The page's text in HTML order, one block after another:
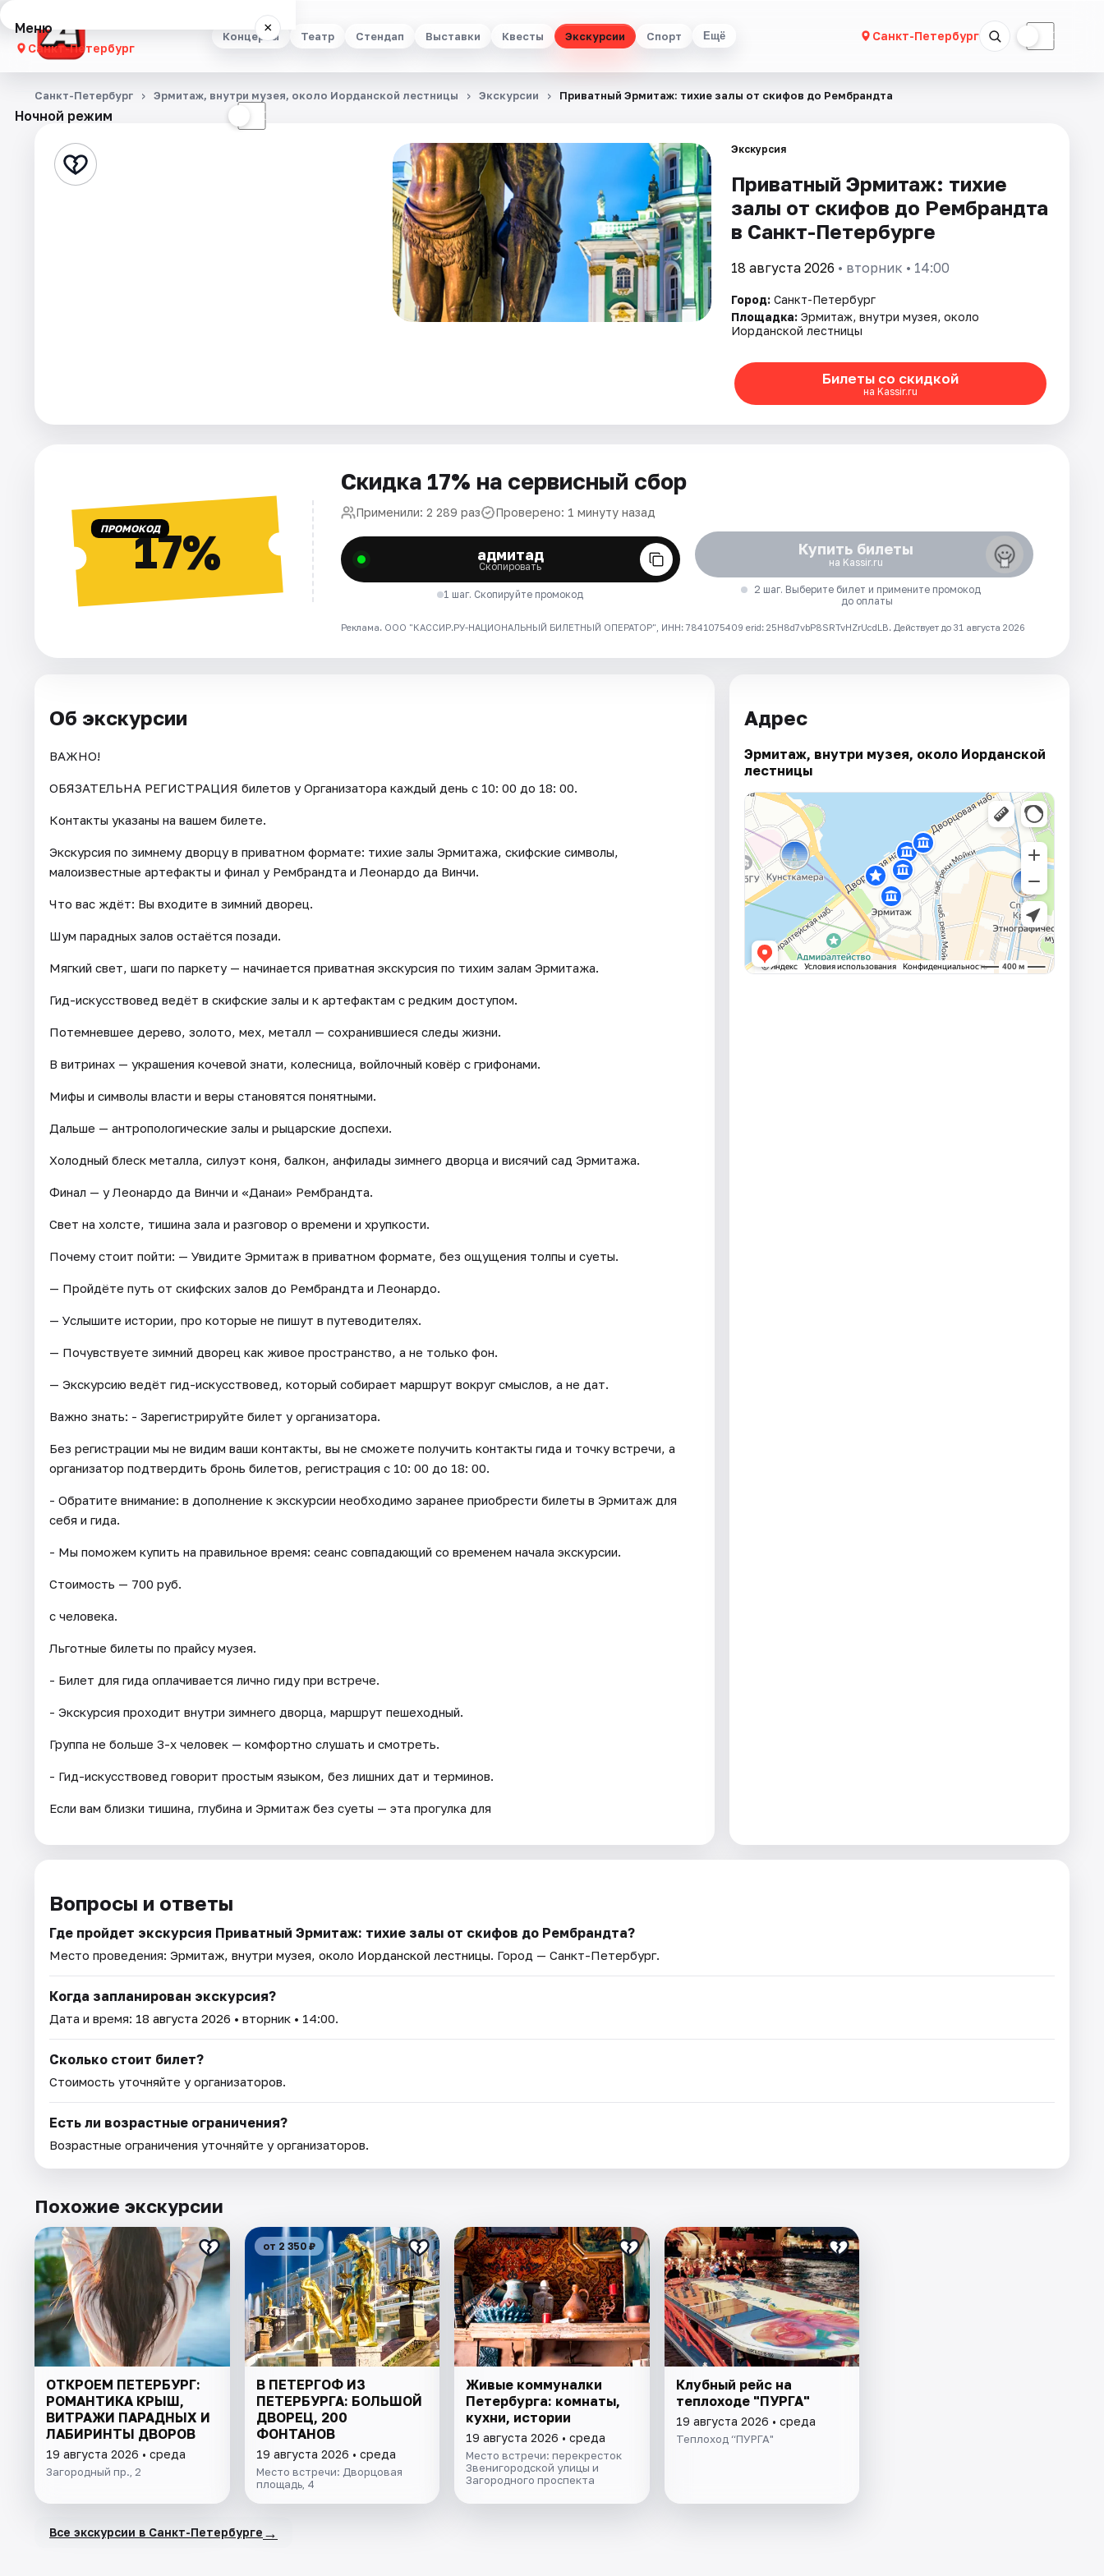
Концерты Театр Стендап Выставки Квесты Экскурсии Спорт Ещё Санкт-Петербург ☾
Меню ×
Санкт-Петербург
Концерты
Стендап
Рейтинги
Ночной режим ☾
Санкт-Петербург Эрмитаж, внутри музея, около Иорданской лестницы Экскурсии Приватный Эрмитаж: тихие залы от скифов до Рембрандта
Экскурсия
Приватный Эрмитаж: тихие
залы от скифов до Рембрандта
в Санкт-Петербурге
18 августа 2026 • вторник • 14:00
Город: Санкт-Петербург
Площадка: Эрмитаж, внутри музея, около
Иорданской лестницы
Билеты со скидкой
на Kassir.ru
ПРОМОКОД17%
Скидка 17% на сервисный сбор
Применили: 2 289 раз Проверено: 1 минуту назад
адмитад
Скопировать
1 шаг. Скопируйте промокод
Купить билеты
на Kassir.ru
2 шаг. Выберите билет и примените промокод
до оплаты
Реклама. ООО "КАССИР.РУ-НАЦИОНАЛЬНЫЙ БИЛЕТНЫЙ ОПЕРАТОР", ИНН: 7841075409 erid: 25H8d7vbP8SRTvHZrUcdLB. Действует до 31 августа 2026
Об экскурсии
ВАЖНО!
ОБЯЗАТЕЛЬНА РЕГИСТРАЦИЯ билетов у Организатора каждый день c 10: 00 до 18: 00.
Контакты указаны на вашем билете.
Экскурсия по зимнему дворцу в приватном формате: тихие залы Эрмитажа, скифские символы,
малоизвестные артефакты и финал у Рембрандта и Леонардо да Винчи.
Что вас ждёт: Вы входите в зимний дворец.
Шум парадных залов остаётся позади.
Мягкий свет, шаги по паркету — начинается приватная экскурсия по тихим залам Эрмитажа.
Гид-искусствовед ведёт в скифские залы и к артефактам с редким доступом.
Потемневшее дерево, золото, мех, металл — сохранившиеся следы жизни.
В витринах — украшения кочевой знати, колесница, войлочный ковёр с грифонами.
Мифы и символы власти и веры становятся понятными.
Дальше — антропологические залы и рыцарские доспехи.
Холодный блеск металла, силуэт коня, балкон, анфилады зимнего дворца и висячий сад Эрмитажа.
Финал — у Леонардо да Винчи и «Данаи» Рембрандта.
Свет на холсте, тишина зала и разговор о времени и хрупкости.
Почему стоит пойти: — Увидите Эрмитаж в приватном формате, без ощущения толпы и суеты.
— Пройдёте путь от скифских залов до Рембрандта и Леонардо.
— Услышите истории, про которые не пишут в путеводителях.
— Почувствуете зимний дворец как живое пространство, а не только фон.
— Экскурсию ведёт гид-искусствовед, который собирает маршрут вокруг смыслов, а не дат.
Важно знать: - Зарегистрируйте билет у организатора.
Без регистрации мы не видим ваши контакты, вы не сможете получить контакты гида и точку встречи, а
организатор подтвердить бронь билетов, регистрация с 10: 00 до 18: 00.
- Обратите внимание: в дополнение к экскурсии необходимо заранее приобрести билеты в Эрмитаж для
себя и гида.
- Мы поможем купить на правильное время: сеанс совпадающий со временем начала экскурсии.
Стоимость — 700 руб.
с человека.
Льготные билеты по прайсу музея.
- Билет для гида оплачивается лично гиду при встрече.
- Экскурсия проходит внутри зимнего дворца, маршрут пешеходный.
Группа не больше 3-х человек — комфортно слушать и смотреть.
- Гид-искусствовед говорит простым языком, без лишних дат и терминов.
Если вам близки тишина, глубина и Эрмитаж без суеты — эта прогулка для
Адрес
Эрмитаж, внутри музея, около Иорданской
лестницы
Вопросы и ответы
Где пройдет экскурсия Приватный Эрмитаж: тихие залы от скифов до Рембрандта?
Место проведения: Эрмитаж, внутри музея, около Иорданской лестницы. Город — Санкт-Петербург.
Когда запланирован экскурсия?
Дата и время: 18 августа 2026 • вторник • 14:00.
Сколько стоит билет?
Стоимость уточняйте у организаторов.
Есть ли возрастные ограничения?
Возрастные ограничения уточняйте у организаторов.
Похожие экскурсии
ОТКРОЕМ ПЕТЕРБУРГ:
РОМАНТИКА КРЫШ,
ВИТРАЖИ ПАРАДНЫХ И
ЛАБИРИНТЫ ДВОРОВ
19 августа 2026 • среда
Загородный пр., 2
от 2 350 ₽
В ПЕТЕРГОФ ИЗ
ПЕТЕРБУРГА: БОЛЬШОЙ
ДВОРЕЦ, 200
ФОНТАНОВ
19 августа 2026 • среда
Место встречи: Дворцовая
площадь, 4
Живые коммуналки
Петербурга: комнаты,
кухни, истории
19 августа 2026 • среда
Место встречи: перекресток
Звенигородской улицы и
Загородного проспекта
Клубный рейс на
теплоходе "ПУРГА"
19 августа 2026 • среда
Теплоход “ПУРГА"
Все экскурсии в Санкт-Петербурге →